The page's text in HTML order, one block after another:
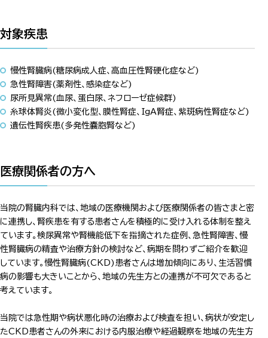
対象疾患
慢性腎臓病(糖尿病成人症、高血圧性腎硬化症など)
急性腎障害(薬剤性、感染症など)
尿所見異常(血尿、蛋白尿、ネフローゼ症候群)
糸球体腎炎(微小変化型、膜性腎症、IgA腎症、紫斑病性腎症など)
遺伝性腎疾患(多発性嚢胞腎など)
医療関係者の方へ
当院の腎臓内科では、地域の医療機関および医療関係者の皆さまと密
に連携し、腎疾患を有する患者さんを積極的に受け入れる体制を整え
ています。検尿異常や腎機能低下を指摘された症例、急性腎障害、慢
性腎臓病の精査や治療方針の検討など、病期を問わずご紹介を歓迎
しています。慢性腎臓病(CKD)患者さんは増加傾向にあり、生活習慣
病の影響も大きいことから、地域の先生方との連携が不可欠であると
考えています。
当院では急性期や病状悪化時の治療および検査を担い、病状が安定し
たCKD患者さんの外来における内服治療や経過観察を地域の先生方